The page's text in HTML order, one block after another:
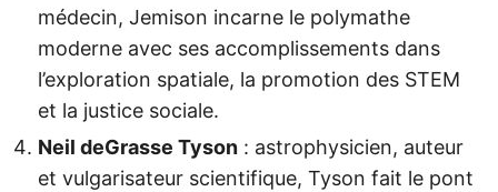
médecin, Jemison incarne le polymathe
moderne avec ses accomplissements dans
l’exploration spatiale, la promotion des STEM
et la justice sociale.
Neil deGrasse Tyson : astrophysicien, auteur
et vulgarisateur scientifique, Tyson fait le pont